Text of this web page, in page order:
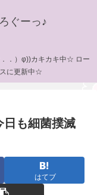
ぐーっ♪
．）φ))カキカキ中☆ ロー
に更新中☆
日も細菌撲滅
はてブ